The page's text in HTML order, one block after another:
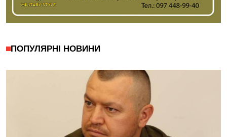
ПОПУЛЯРНІ НОВИНИ